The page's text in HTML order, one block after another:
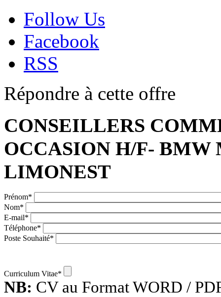
Follow Us
Facebook
RSS
Répondre à cette offre
CONSEILLERS
OCCASION H/F-
LIMONEST
Prénom*
Nom*
E-mail*
Téléphone*
Poste Souhaité*
Curriculum Vitae*
NB: CV au Format WORD /